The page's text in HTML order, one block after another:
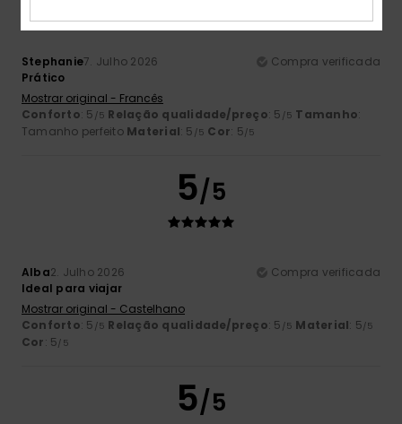
Stephanie7. Julho 2026
Compra verificada
Prático
Mostrar original - Francês
Conforto: 5 /5 Relação qualidade/preço: 5 /5 Tamanho:
Tamanho perfeito Material: 5 /5 Cor: 5/5
5/5
Alba2. Julho 2026
Compra verificada
Ideal para viajar
Mostrar original - Castelhano
Conforto: 5 /5 Relação qualidade/preço: 5 /5 Material: 5/5
Cor: 5/5
5/5